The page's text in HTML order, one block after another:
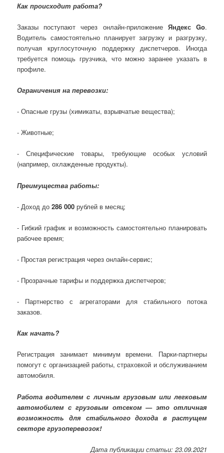
Как происходит работа?
Заказы поступают через онлайн-приложение Яндекс Go.
Водитель самостоятельно планирует загрузку и разгрузку,
получая круглосуточную поддержку диспетчеров. Иногда
требуется помощь грузчика, что можно заранее указать в
профиле.
Ограничения на перевозки:
- Опасные грузы (химикаты, взрывчатые вещества);
- Животные;
- Специфические товары, требующие особых условий
(например, охлажденные продукты).
Преимущества работы:
- Доход до286 000 рублей в месяц;
- Гибкий график и возможность самостоятельно планировать
рабочее время;
- Простая регистрация через онлайн-сервис;
- Прозрачные тарифы и поддержка диспетчеров;
- Партнерство с агрегаторами для стабильного потока
заказов.
Как начать?
Регистрация занимает минимум времени. Парки-партнеры
помогут с организацией работы, страховкой и обслуживанием
автомобиля.
Работа водителем с личным грузовым или легковым
автомобилем с грузовым отсеком — это отличная
возможность для стабильного дохода в растущем
секторе грузоперевозок!
Дата публикации статьи: 23.09.2021